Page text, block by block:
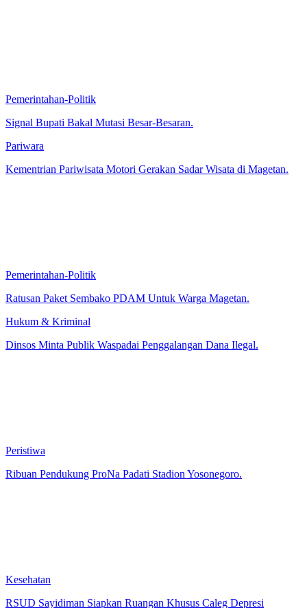
Pemerintahan-Politik
Signal Bupati Bakal Mutasi Besar-Besaran.
Pariwara
Kementrian Pariwisata Motori Gerakan Sadar Wisata di Magetan.
Pemerintahan-Politik
Ratusan Paket Sembako PDAM Untuk Warga Magetan.
Hukum & Kriminal
Dinsos Minta Publik Waspadai Penggalangan Dana Ilegal.
Peristiwa
Ribuan Pendukung ProNa Padati Stadion Yosonegoro.
Kesehatan
RSUD Sayidiman Siapkan Ruangan Khusus Caleg Depresi